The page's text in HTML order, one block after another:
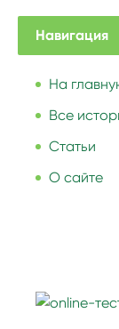
Навигация
На
Все
Статьи
О сайте